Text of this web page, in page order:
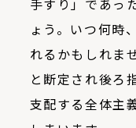
手すり」であっ
ょう。いつ何時
れるかもしれま
と断定され後ろ
支配する全体主